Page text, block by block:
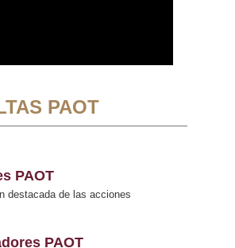
PAOT
PAOT
destacada de las acciones
PAOT